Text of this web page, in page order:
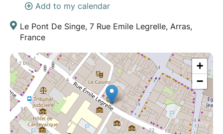
Add to my calendar
Le Pont De Singe, 7 Rue Emile Legrelle, Arras,
France
+
−